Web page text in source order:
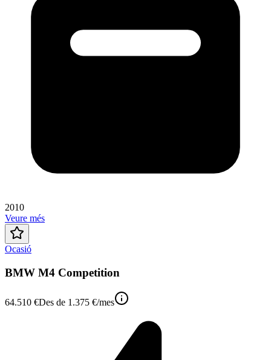
2010
Veure més
Ocasió
BMW M4 Competition
64.510 €Des de 1.375 €/mes